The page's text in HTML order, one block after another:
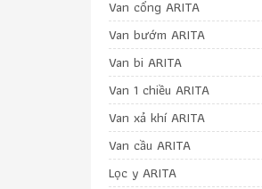
Van cổng ARITA
Van bướm ARITA
Van bi ARITA
Van 1 chiều ARITA
Van xả khí ARITA
Van cầu ARITA
Lọc y ARITA